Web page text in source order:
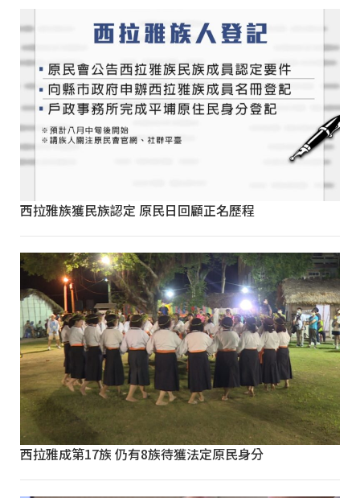
西拉雅族獲民族認定 原民日回顧正名歷程
西拉雅成第17族 仍有8族待獲法定原民身分